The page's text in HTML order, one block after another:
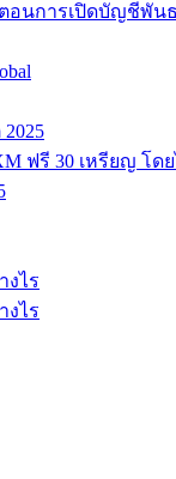
นการเปิดบัญชีพันธ
ฟรี 30 เหรียญ โดย
งไร
งไร